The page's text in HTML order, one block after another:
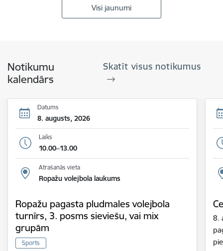
Visi jaunumi
Notikumu
kalendārs
Skatīt visus notikumus
Datums
8. augusts, 2026
Laiks
10.00–13.00
Atrašanās vieta
Ropažu volejbola laukums
Ropažu pagasta pludmales volejbola
turnīrs, 3. posms sieviešu, vai mix
grupām
Sports
8.